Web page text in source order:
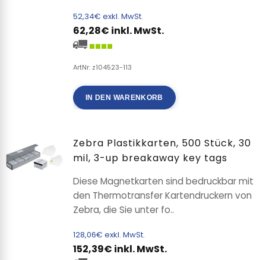
52,34€ exkl. MwSt.
62,28€ inkl. MwSt.
ArtNr: z104523-113
IN DEN WARENKORB
Zebra Plastikkarten, 500 Stück, 30
mil, 3-up breakaway key tags
Diese Magnetkarten sind bedruckbar mit
den Thermotransfer Kartendruckern von
Zebra, die Sie unter fo..
128,06€ exkl. MwSt.
152,39€ inkl. MwSt.